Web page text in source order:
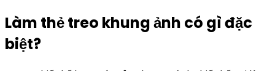
Làm thẻ treo khung ảnh có gì đặc
biệt?